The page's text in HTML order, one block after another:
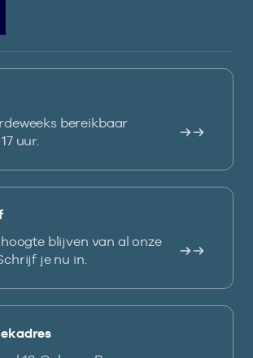
bereikbaar
uur.
blijven van al onze
je nu in.